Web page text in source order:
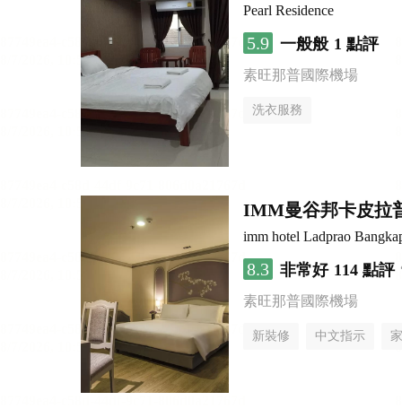
Pearl Residence
5.9 一般般 1 點評
素旺那普國際機場
洗衣服務
IMM曼谷邦卡皮拉
imm hotel Ladprao
8.3 非常好 114 點評
素旺那普國際機場
新裝修 中文指示